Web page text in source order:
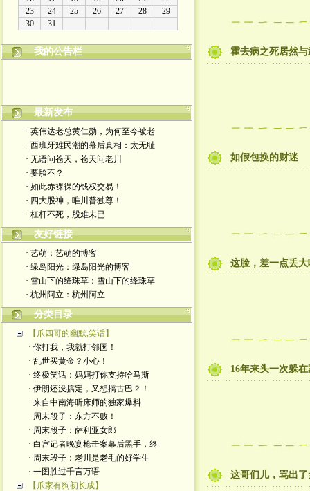
我的公告栏
嬉笑怒骂皆文章，酸甜苦辣铸人生
最新发布
· 英伟达老总黄仁勋，为何至今被老
· 西班牙难民潮的幕后真相：太无耻
· 无语问苍天，苍天问老川
· 要脸不？
· 如此赤裸裸的钱权交易！
· 四大股神，唯川普独尊！
· 杠杆不死，股难未已
友好链接
· 艺萌：艺萌的博客
· 绿岛阳光：绿岛阳光的博客
· 雪山下的绛珠草：雪山下的绛珠草
· 杭州阿立：杭州阿立
分类目录
【爪四哥的幽默,笑话】
· 你打我，我就打邻国！
· 乱世买黄金？小心！
· 终极笑话：妈妈打你支持哈马斯
· 伊朗还没搞定，又想搞古巴？！
· 来自中南海听床师的独家爆料
· 周末段子：东方不败！
· 周末段子：萨利亚女郎
· 白宫记者晚宴枪击案幕后黑手，终
· 周末段子：老川是老毛的好学生
· 一图胜过千言万语
【爪家有狗初长成】
霍去病之死居然
如假包换的财迷
这脸，差一点丢大
16年来头一次躲
这哥们儿，骂出